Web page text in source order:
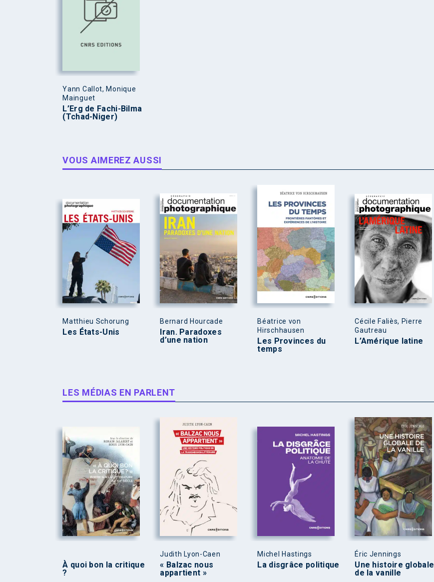
Yann Callot, Monique
Mainguet
L’Erg de Fachi-Bilma
(Tchad-Niger)
VOUS AIMEREZ AUSSI
Matthieu Schorung
Les États-Unis
Bernard Hourcade
Iran. Paradoxes
d’une nation
Béatrice von
Hirschhausen
Les Provinces du
temps
Cécile Faliès, Pierre
Gautreau
L’Amérique latine
LES MÉDIAS EN PARLENT
À quoi bon la critique
?
Judith Lyon-Caen
« Balzac nous
appartient »
Michel Hastings
La disgrâce politique
Éric Jennings
Une histoire globale
de la vanille